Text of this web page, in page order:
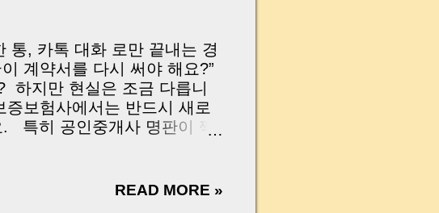
통, 카톡 대화 로만 끝내는 경
계약서를 다시 써야 해요?”
하지만 현실은 조금 다릅니
보험사에서는 반드시 새로
특히 공인중개사 명판이 찍
, 그리고 안전하게 계약을 갱
READ MORE »